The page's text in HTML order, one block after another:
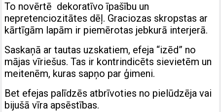
To novērtē dekoratīvo īpašību un
nepretenciozitātes dēļ. Graciozas skropstas ar
kārtīgām lapām ir piemērotas jebkurā interjerā.
Saskaņā ar tautas uzskatiem, efeja “izēd” no
mājas vīriešus. Tas ir kontrindicēts sievietēm un
meitenēm, kuras sapņo par ģimeni.
Bet efejas palīdzēs atbrīvoties no pielūdzēja vai
bijušā vīra apsēstības.